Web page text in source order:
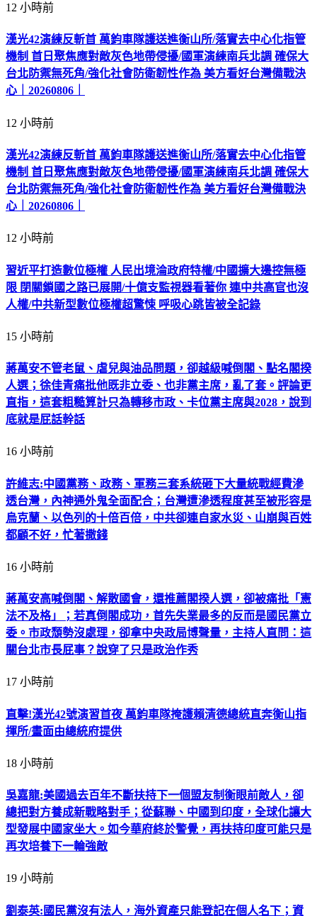
12 小時前
漢光42演練反斬首 萬鈞車隊護送進衡山所/落實去中心化指管
機制 首日聚焦應對敵灰色地帶侵擾/國軍演練南兵北調 確保大
台北防禦無死角/強化社會防衛韌性作為 美方看好台灣備戰決
心｜20260806｜
12 小時前
漢光42演練反斬首 萬鈞車隊護送進衡山所/落實去中心化指管
機制 首日聚焦應對敵灰色地帶侵擾/國軍演練南兵北調 確保大
台北防禦無死角/強化社會防衛韌性作為 美方看好台灣備戰決
心｜20260806｜
12 小時前
習近平打造數位極權 人民出境淪政府特權/中國擴大邊控無極
限 閉關鎖國之路已展開/十億支監視器看著你 連中共高官也沒
人權/中共新型數位極權超驚悚 呼吸心跳皆被全記錄
15 小時前
蔣萬安不管老鼠、虐兒與油品問題，卻越級喊倒閣、點名閣揆
人選；徐佳青痛批他既非立委、也非黨主席，亂了套。評論更
直指，這套粗糙算計只為轉移市政、卡位黨主席與2028，說到
底就是屁話幹話
16 小時前
許維志:中國黨務、政務、軍務三套系統砸下大量統戰經費滲
透台灣，內神通外鬼全面配合；台灣遭滲透程度甚至被形容是
烏克蘭、以色列的十倍百倍，中共卻連自家水災、山崩與百姓
都顧不好，忙著撒錢
16 小時前
蔣萬安高喊倒閣、解散國會，還推薦閣揆人選，卻被痛批「憲
法不及格」；若真倒閣成功，首先失業最多的反而是國民黨立
委。市政頹勢沒處理，卻拿中央政局博聲量，主持人直問：這
關台北市長屁事？說穿了只是政治作秀
17 小時前
直擊!漢光42號演習首夜 萬鈞車隊掩護賴清德總統直奔衡山指
揮所/畫面由總統府提供
18 小時前
吳嘉龍:美國過去百年不斷扶持下一個盟友制衡眼前敵人，卻
總把對方養成新戰略對手；從蘇聯、中國到印度，全球化讓大
型發展中國家坐大。如今華府終於警覺，再扶持印度可能只是
再次培養下一輪強敵
19 小時前
劉泰英:國民黨沒有法人，海外資產只能登記在個人名下；資